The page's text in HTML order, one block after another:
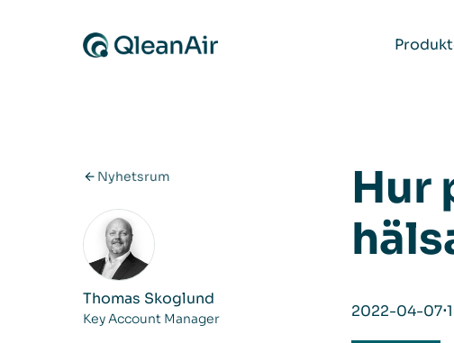
Nyhetsrum
Thomas Skoglund
Key Account Manager
Hur
2022-04-07⋅